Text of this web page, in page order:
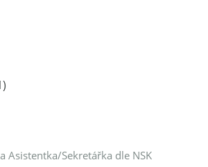
Asistentka/Sekretářka dle NSK